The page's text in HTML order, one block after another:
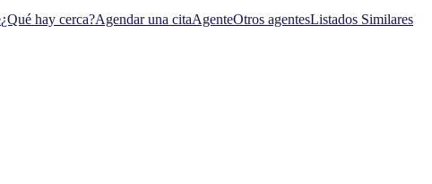
¿Qué hay cerca?Agendar una citaAgenteOtros agentesListados Similares